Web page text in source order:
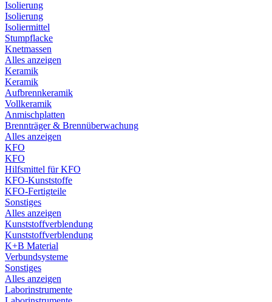
Isolierung
Isolierung
Isoliermittel
Stumpflacke
Knetmassen
Alles anzeigen
Keramik
Keramik
Aufbrennkeramik
Vollkeramik
Anmischplatten
Brennträger & Brennüberwachung
Alles anzeigen
KFO
KFO
Hilfsmittel für KFO
KFO-Kunststoffe
KFO-Fertigteile
Sonstiges
Alles anzeigen
Kunststoffverblendung
Kunststoffverblendung
K+B Material
Verbundsysteme
Sonstiges
Alles anzeigen
Laborinstrumente